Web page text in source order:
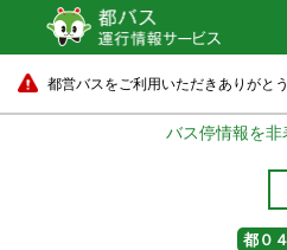
都営バスをご利用いただきありがと
バス停情報を非
都０４